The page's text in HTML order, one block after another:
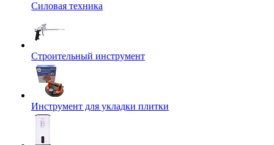
Силовая техника
Строительный инструмент
Инструмент для укладки плитки